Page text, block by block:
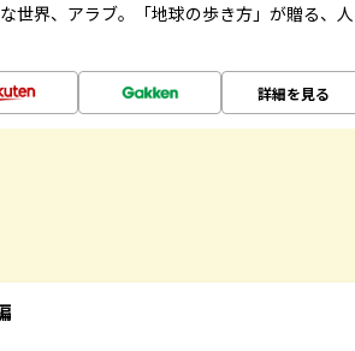
世界、アラブ。「地球の歩き方」が贈る、人
詳細を見る